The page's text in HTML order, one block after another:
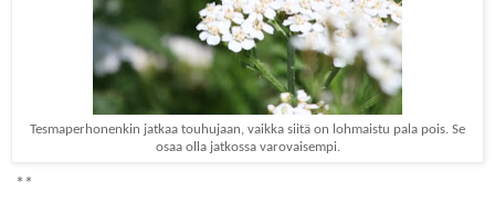
Tesmaperhonenkin jatkaa touhujaan, vaikka siitä on lohmaistu pala pois. Se
osaa olla jatkossa varovaisempi.
**